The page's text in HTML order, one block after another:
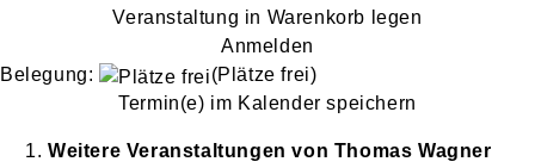
Veranstaltung in Warenkorb legen
Anmelden
Belegung:
(Plätze frei)
Termin(e) im Kalender speichern
Weitere Veranstaltungen von ThomasWagner